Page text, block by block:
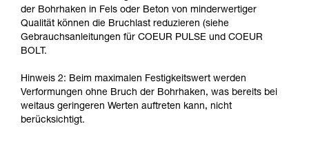
der Bohrhaken in Fels oder Beton von minderwertiger
Qualität können die Bruchlast reduzieren (siehe
Gebrauchsanleitungen für COEUR PULSE und COEUR
BOLT.
Hinweis 2: Beim maximalen Festigkeitswert werden
Verformungen ohne Bruch der Bohrhaken, was bereits bei
weitaus geringeren Werten auftreten kann, nicht
berücksichtigt.